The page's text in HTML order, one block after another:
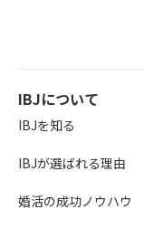
IBJについて
IBJを知る
IBJが選ばれる理由
婚活の成功ノウハウ